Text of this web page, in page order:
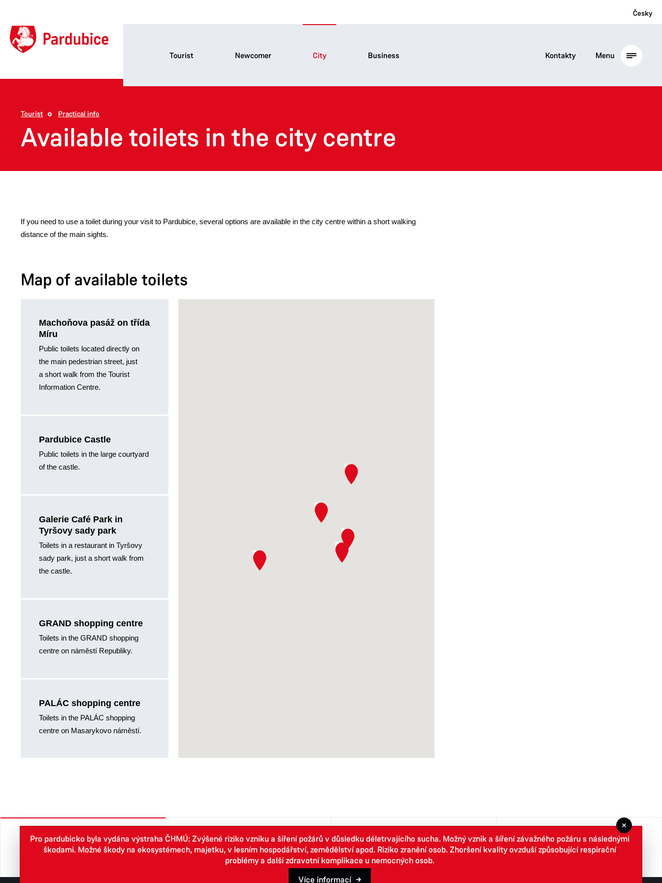
Česky
Tourist Newcomer City Business Kontakty Menu
Tourist Practical info
Available toilets in the city centre
If you need to use a toilet during your visit to Pardubice, several options are available in the city centre within a short walking
distance of the main sights.
Map of available toilets
Machoňova pasáž on třída
Míru
Public toilets located directly on
the main pedestrian street, just
a short walk from the Tourist
Information Centre.
Pardubice Castle
Public toilets in the large courtyard
of the castle.
Galerie Café Park in
Tyršovy sady park
Toilets in a restaurant in Tyršovy
sady park, just a short walk from
the castle.
GRAND shopping centre
Toilets in the GRAND shopping
centre on náměstí Republiky.
PALÁC shopping centre
Toilets in the PALÁC shopping
centre on Masarykovo náměstí.
City Business Tourist Newcomer
Pro pardubicko byla vydána výstraha ČHMÚ: Zvýšené riziko vzniku a šíření požárů v důsledku déletrvajícího sucha. Možný vznik a šíření závažného požáru s následnými
škodami. Možné škody na ekosystémech, majetku, v lesním hospodářství, zemědělství apod. Riziko zranění osob. Zhoršení kvality ovzduší způsobující respirační
problémy a další zdravotní komplikace u nemocných osob.
Více informací